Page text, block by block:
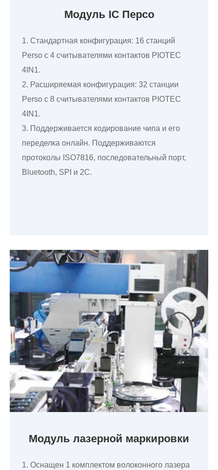
Модуль IC Персо
1. Стандартная конфигурация: 16 станций
Perso с 4 считывателями контактов PIOTEC
4IN1.
2. Расширяемая конфигурация: 32 станции
Perso с 8 считывателями контактов PIOTEC
4IN1.
3. Поддерживается кодирование чипа и его
переделка онлайн. Поддерживаются
протоколы ISO7816, последовательный порт,
Bluetooth, SPI и 2C.
Модуль лазерной маркировки
1. Оснащен 1 комплектом волоконного лазера